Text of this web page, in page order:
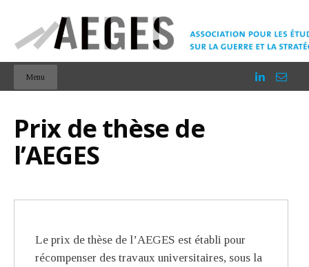
Menu
Prix de thèse de
l’AEGES
Le prix de thèse de l’AEGES est établi pour
récompenser des travaux universitaires, sous la